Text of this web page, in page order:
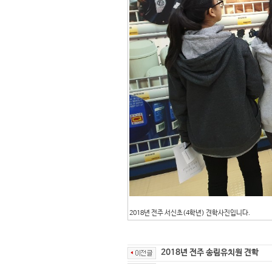
2018년 전주 서신초(4학년) 견학사진입니다.
2018년 전주 송림유치원 견학